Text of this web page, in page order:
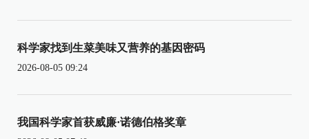
科学家找到生菜美味又营养的基因密码
2026-08-05 09:24
我国科学家首获威廉·诺德伯格奖章